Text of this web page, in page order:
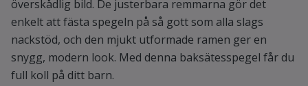
överskådlig bild. De justerbara remmarna gör det
enkelt att fästa spegeln på så gott som alla slags
nackstöd, och den mjukt utformade ramen ger en
snygg, modern look. Med denna baksätesspegel får du
full koll på ditt barn.